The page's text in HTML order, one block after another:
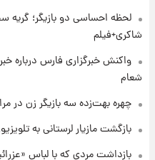
۱۷ ساعت پیش
تصاویر
باقری؛
۱ روز پیش
لحظه احساسی دو بازیگر؛
شاکری+فیلم
واکنش خبرگزاری فارس درباره
شعام
چهره بهت‌زده سه بازیگر زن در
بازگشت مازیار لرستانی به
بازداشت مردی که با لباس